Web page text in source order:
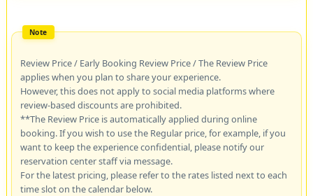
Review Price / Early Booking Review Price / The Review Price
applies when you plan to share your experience.
However, this does not apply to social media platforms where
review-based discounts are prohibited.
**The Review Price is automatically applied during online
booking. If you wish to use the Regular price, for example, if you
want to keep the experience confidential, please notify our
reservation center staff via message.
For the latest pricing, please refer to the rates listed next to each
time slot on the calendar below.